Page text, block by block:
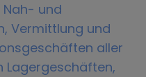
und
Vermittlung und
aller
Lagergeschäften,